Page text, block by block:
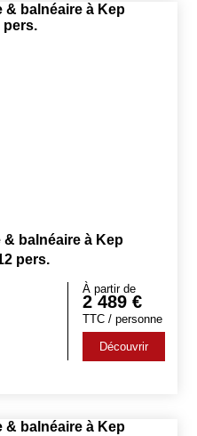
& balnéaire à Kep
pers.
À partir de
2 489 €
TTC / personne
Découvrir